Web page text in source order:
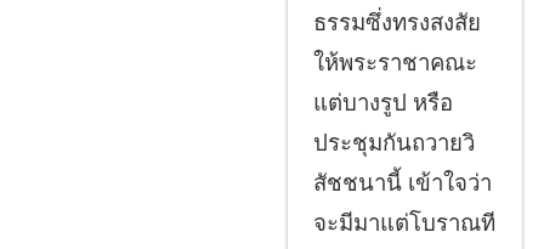
ธรรมซึ่งทรงสงสัย
ให้พระราชาคณะ
แต่บางรูป หรือ
ประชุมกันถวายวิ
สัชชนานี้ เข้าใจว่า
จะมีมาแต่โบราณที